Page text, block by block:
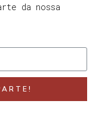
da nossa